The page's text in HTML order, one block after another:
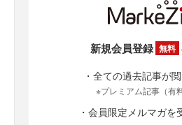
新規会員登録 無料
・全ての過去記事が
※プレミアム記事（有
・会員限定メルマガを